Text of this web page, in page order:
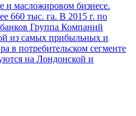
и масложировом бизнесе.
660 тыс. га. В 2015 г. по
Группа Компаний
из самых прибыльных и
в потребительском сегменте
на Лондонской и